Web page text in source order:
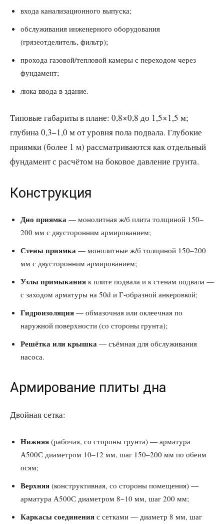
входа канализационного выпуска;
обслуживания инженерного оборудования
(грязеотделитель, фильтр);
прохода газовой/тепловой камеры с переходом через
фундамент;
люка ввода в здание.
Типовые габариты в плане: 0,8×0,8 до 1,5×1,5 м;
глубина 0,3–1,0 м от уровня пола подвала. Глубокие
приямки (более 1 м) рассматриваются как отдельный
фундамент с расчётом на боковое давление грунта.
Конструкция
Дно приямка — монолитная ж/б плита толщиной 150–
200 мм с двусторонним армированием;
Стены приямка — монолитные ж/б толщиной 150–200
мм с двусторонним армированием;
Узлы примыкания к плите подвала и к стенам подвала —
с заходом арматуры на 50d и Г-образной анкеровкой;
Гидроизоляция — обмазочная или оклеечная по
наружной поверхности (со стороны грунта);
Решётка или крышка — съёмная для обслуживания
насоса.
Армирование плиты дна
Двойная сетка:
Нижняя (рабочая, со стороны грунта) — арматура
А500С диаметром 10–12 мм, шаг 150–200 мм по обеим
осям;
Верхняя (конструктивная, со стороны помещения) —
арматура А500С диаметром 8–10 мм, шаг 200 мм;
Каркасы соединения с сетками — диаметр 8 мм, шаг